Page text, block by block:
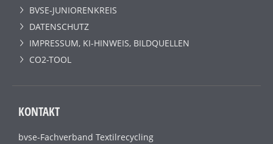
BVSE-JUNIORENKREIS
DATENSCHUTZ
IMPRESSUM, KI-HINWEIS, BILDQUELLEN
CO2-TOOL
KONTAKT
bvse-Fachverband Textilrecycling